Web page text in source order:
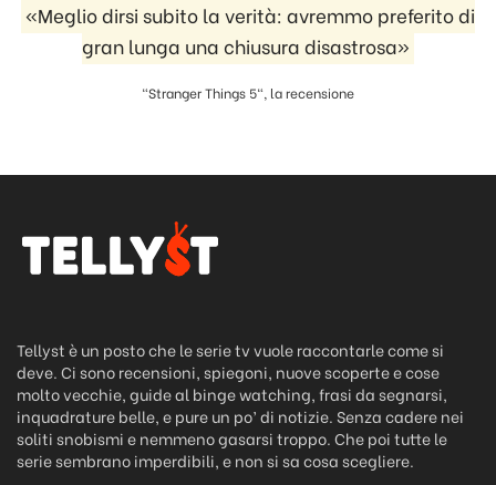
«Meglio dirsi subito la verità: avremmo preferito di
gran lunga una chiusura disastrosa»
"Stranger Things 5", la recensione
Tellyst è un posto che le serie tv vuole raccontarle come si
deve. Ci sono recensioni, spiegoni, nuove scoperte e cose
molto vecchie, guide al binge watching, frasi da segnarsi,
inquadrature belle, e pure un po’ di notizie. Senza cadere nei
soliti snobismi e nemmeno gasarsi troppo. Che poi tutte le
serie sembrano imperdibili, e non si sa cosa scegliere.